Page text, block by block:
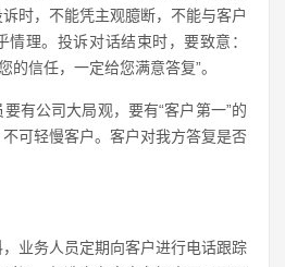
时，不能凭主观臆断，不能与客户
理。投诉对话结束时，要致意：
的信任，一定给您满意答复”。
有公司大局观，要有“客户第一”的
可轻慢客户。客户对我方答复是否
业务人员定期向客户进行电话跟踪